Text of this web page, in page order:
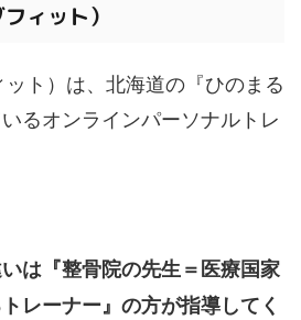
ィット）
ト）は、北海道の『ひのまる
るオンラインパーソナルトレ
は『整骨院の先生＝医療国家
レーナー』の方が指導してく